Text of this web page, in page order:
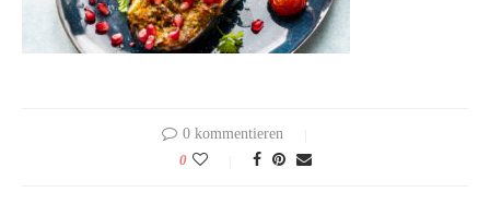
0 kommentieren
0